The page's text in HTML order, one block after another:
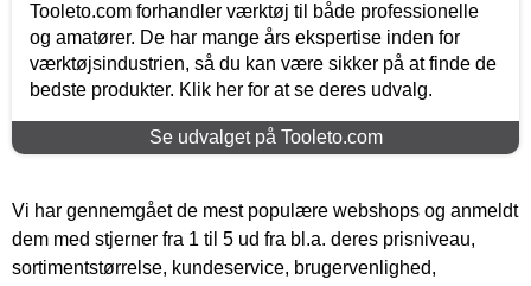
Tooleto.com forhandler værktøj til både professionelle
og amatører. De har mange års ekspertise inden for
værktøjsindustrien, så du kan være sikker på at finde de
bedste produkter. Klik her for at se deres udvalg.
Se udvalget på Tooleto.com
Vi har gennemgået de mest populære webshops og anmeldt
dem med stjerner fra 1 til 5 ud fra bl.a. deres prisniveau,
sortimentstørrelse, kundeservice, brugervenlighed,